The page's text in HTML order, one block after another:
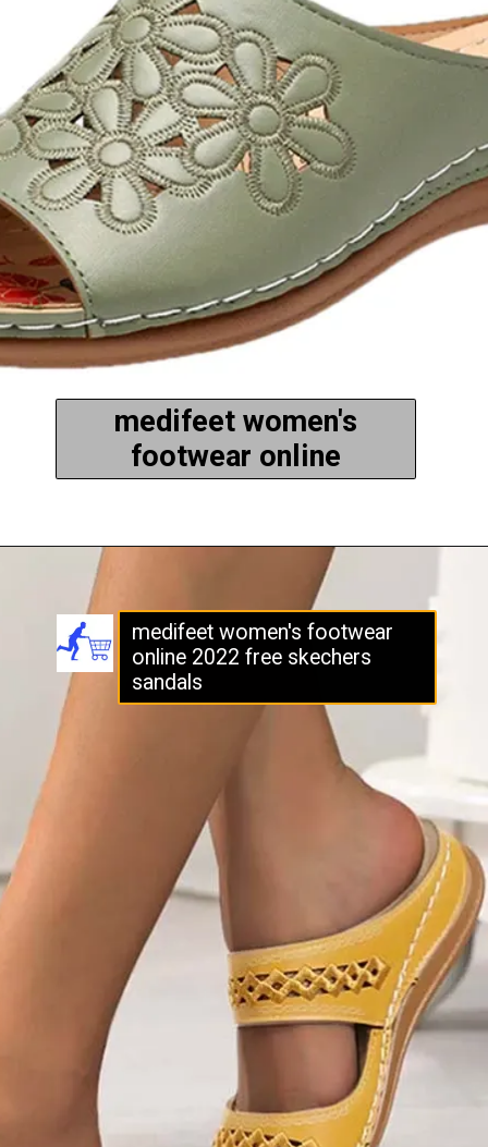
medifeet women's
footwear online
medifeet women's footwear
online 2022 free skechers
sandals